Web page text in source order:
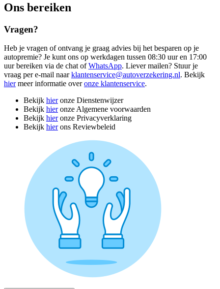
Ons bereiken
Vragen?
Heb je vragen of ontvang je graag advies bij het besparen op je
autopremie? Je kunt ons op werkdagen tussen 08:30 uur en 17:00
uur bereiken via de chat ofWhatsApp. Liever mailen? Stuur je
vraag per e-mail naarklantenservice@autoverzekering.nl. Bekijk
hiermeer informatie overonze klantenservice.
Bekijk hieronze Dienstenwijzer
Bekijk hieronze Algemene voorwaarden
Bekijk hieronze Privacyverklaring
Bekijk hierons Reviewbeleid